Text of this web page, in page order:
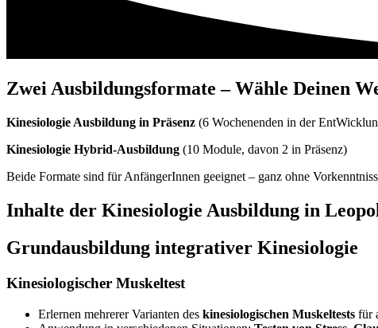
Zwei Ausbildungsformate – Wähle Deinen
Kinesiologie Ausbildung in Präsenz (6 Wochenenden in der
Kinesiologie Hybrid-Ausbildung (10 Module, davon 2 in Präsenz)
Beide Formate sind für AnfängerInnen geeignet – ganz ohne
Inhalte der Kinesiologie Ausbildung in
Grundausbildung integrativer Kinesiologie
Kinesiologischer Muskeltest
Erlernen mehrerer Varianten des kinesiologischen Muskeltests für